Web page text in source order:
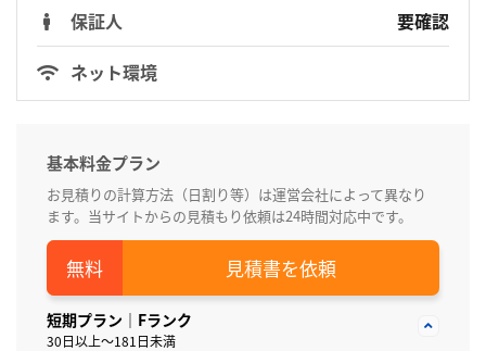
保証人
要確認
ネット環境
基本料金プラン
お見積りの計算方法（日割り等）は運営会社によって異なり
ます。当サイトからの見積もり依頼は24時間対応中です。
見積書を依頼
短期プラン｜Fランク
30日以上～181日未満